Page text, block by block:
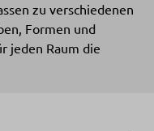
zu verschiedenen
Formen und
jeden Raum die